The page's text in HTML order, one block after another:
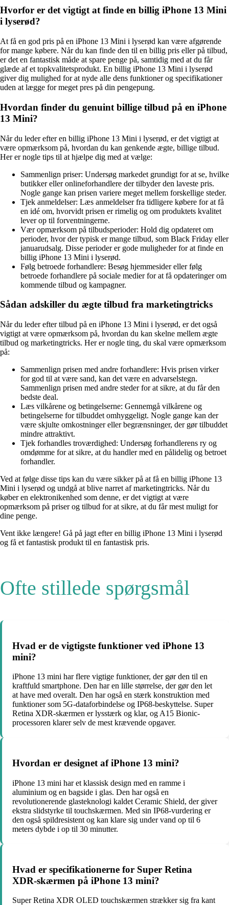
Hvorfor er det vigtigt at finde en billig iPhone 13 Mini
i lyserød?
At få en god pris på en iPhone 13 Mini i lyserød kan være afgørende
for mange købere. Når du kan finde den til en billig pris eller på tilbud,
er det en fantastisk måde at spare penge på, samtidig med at du får
glæde af et topkvalitetsprodukt. En billig iPhone 13 Mini i lyserød
giver dig mulighed for at nyde alle dens funktioner og specifikationer
uden at lægge for meget pres på din pengepung.
Hvordan finder du genuint billige tilbud på en iPhone
13 Mini?
Når du leder efter en billig iPhone 13 Mini i lyserød, er det vigtigt at
være opmærksom på, hvordan du kan genkende ægte, billige tilbud.
Her er nogle tips til at hjælpe dig med at vælge:
Sammenlign priser: Undersøg markedet grundigt for at se, hvilke
butikker eller onlineforhandlere der tilbyder den laveste pris.
Nogle gange kan prisen variere meget mellem forskellige steder.
Tjek anmeldelser: Læs anmeldelser fra tidligere købere for at få
en idé om, hvorvidt prisen er rimelig og om produktets kvalitet
lever op til forventningerne.
Vær opmærksom på tilbudsperioder: Hold dig opdateret om
perioder, hvor der typisk er mange tilbud, som Black Friday eller
januarudsalg. Disse perioder er gode muligheder for at finde en
billig iPhone 13 Mini i lyserød.
Følg betroede forhandlere: Besøg hjemmesider eller følg
betroede forhandlere på sociale medier for at få opdateringer om
kommende tilbud og kampagner.
Sådan adskiller du ægte tilbud fra marketingtricks
Når du leder efter tilbud på en iPhone 13 Mini i lyserød, er det også
vigtigt at være opmærksom på, hvordan du kan skelne mellem ægte
tilbud og marketingtricks. Her er nogle ting, du skal være opmærksom
på:
Sammenlign prisen med andre forhandlere: Hvis prisen virker
for god til at være sand, kan det være en advarselstegn.
Sammenlign prisen med andre steder for at sikre, at du får den
bedste deal.
Læs vilkårene og betingelserne: Gennemgå vilkårene og
betingelserne for tilbuddet omhyggeligt. Nogle gange kan der
være skjulte omkostninger eller begrænsninger, der gør tilbuddet
mindre attraktivt.
Tjek forhandles troværdighed: Undersøg forhandlerens ry og
omdømme for at sikre, at du handler med en pålidelig og betroet
forhandler.
Ved at følge disse tips kan du være sikker på at få en billig iPhone 13
Mini i lyserød og undgå at blive narret af marketingtricks. Når du
køber en elektronikenhed som denne, er det vigtigt at være
opmærksom på priser og tilbud for at sikre, at du får mest muligt for
dine penge.
Vent ikke længere! Gå på jagt efter en billig iPhone 13 Mini i lyserød
og få et fantastisk produkt til en fantastisk pris.
Ofte stillede spørgsmål
Hvad er de vigtigste funktioner ved iPhone 13
mini?
iPhone 13 mini har flere vigtige funktioner, der gør den til en
kraftfuld smartphone. Den har en lille størrelse, der gør den let
at have med overalt. Den har også en stærk konstruktion med
funktioner som 5G-dataforbindelse og IP68-beskyttelse. Super
Retina XDR-skærmen er lysstærk og klar, og A15 Bionic-
processoren klarer selv de mest krævende opgaver.
Hvordan er designet af iPhone 13 mini?
iPhone 13 mini har et klassisk design med en ramme i
aluminium og en bagside i glas. Den har også en
revolutionerende glasteknologi kaldet Ceramic Shield, der giver
ekstra slidstyrke til touchskærmen. Med sin IP68-vurdering er
den også spildresistent og kan klare sig under vand op til 6
meters dybde i op til 30 minutter.
Hvad er specifikationerne for Super Retina
XDR-skærmen på iPhone 13 mini?
Super Retina XDR OLED touchskærmen strækker sig fra kant